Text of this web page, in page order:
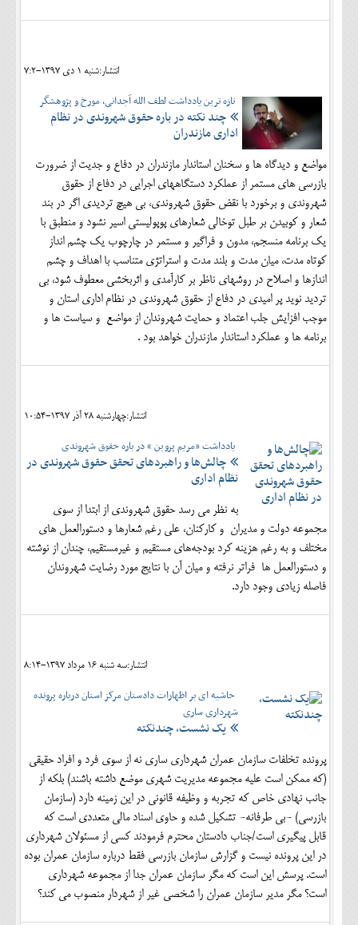
انتشار:شنبه 1 دی 1397-7:2
تازه ترین یادداشت لطف الله آجدانی، مورخ و پژوهشگر
چند نکته در باره حقوق شهروندی در نظام
اداری مازندران
مواضع و دیدگاه ها و سخنان استاندار مازندران در دفاع و جدیت از ضرورت
بازرسی های مستمر از عملکرد دستگاههای اجرایی در دفاع از حقوق
شهروندی و برخورد با نقض حقوق شهروندی، بی هیچ تردیدی اگر در بند
شعار و کوبیدن بر طبل توخالی شعارهای پوپولیستی اسیر نشود و منطبق با
یک برنامه منسجم، مدون و فراگیر و مستمر در چارچوب یک چشم انداز
کوتاه مدت، میان مدت و بلند مدت و استراتژی متناسب با اهداف و چشم
اندازها و اصلاح در روشهای ناظر بر کارآمدی و اثربخشی معطوف شود، بی
تردید نوید پر امیدی در دفاع از حقوق شهروندی در نظام اداری استان و
موجب افزایش جلب اعتماد و حمایت شهروندان از مواضع و سیاست ها و
برنامه ها و عملکرد استاندار مازندران خواهد بود .
انتشار:چهارشنبه 28 آذر 1397-10:54
یادداشت «مریم پروین » در باره حقوق شهروندی
چالش‌ها و راهبردهای تحقق حقوق شهروندی در
نظام اداری
به نظر می رسد حقوق شهروندی از ابتدا از سوی
مجموعه دولت و مدیران و کارکنان، علی رغم شعارها و دستورالعمل های
مختلف و به رغم هزینه کرد بودجه‌های مستقیم و غیرمستقیم، چندان از نوشته
و دستورالعمل ها فراتر نرفته و میان آن با نتایج مورد رضایت شهروندان
فاصله زیادی وجود دارد.
انتشار:سه شنبه 16 مرداد 1397-8:14
حاشیه ای بر اظهارات دادستان مرکز استان درباره پرونده
شهرداری ساری
یک نشست، چندنکته
پرونده تخلفات سازمان عمران شهرداری ساری نه از سوی فرد و افراد حقیقی
(که ممکن است علیه مجموعه مدیریت شهری موضع داشته باشند) بلکه از
جانب نهادی خاص که تجربه و وظیفه قانونی در این زمینه دارد (سازمان
بازرسی) -بی طرفانه- تشکیل شده و حاوی اسناد مالی متعددی است که
قابل پیگیری است/جناب دادستان محترم فرمودند کسی از مسئولان شهرداری
در این پرونده نیست و گزارش سازمان بازرسی فقط درباره سازمان عمران بوده
است. پرسش این است که مگر سازمان عمران جدا از مجموعه شهرداری
است؟ مگر مدیر سازمان عمران را شخصی غیر از شهردار منصوب می کند؟